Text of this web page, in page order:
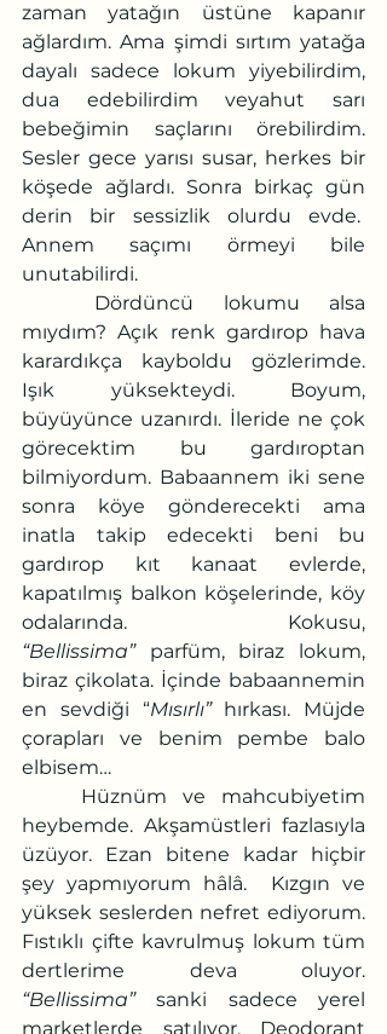
zaman yatağın üstüne kapanır
ağlardım. Ama şimdi sırtım yatağa
dayalı sadece lokum yiyebilirdim,
dua edebilirdim veyahut sarı
bebeğimin saçlarını örebilirdim.
Sesler gece yarısı susar, herkes bir
köşede ağlardı. Sonra birkaç gün
derin bir sessizlik olurdu evde.
Annem saçımı örmeyi bile
unutabilirdi.
mıydım? Açık renk gardırop hava
karardıkça kayboldu gözlerimde.
Işık yüksekteydi. Boyum,
büyüyünce uzanırdı. İleride ne çok
görecektim bu gardıroptan
bilmiyordum. Babaannem iki sene
sonra köye gönderecekti ama
inatla takip edecekti beni bu
gardırop kıt kanaat evlerde,
kapatılmış balkon köşelerinde, köy
“Bellissima” parfüm, biraz lokum,
biraz çikolata. İçinde babaannemin
en sevdiği “Mısırlı” hırkası. Müjde
çorapları ve benim pembe balo
elbisem…
heybemde. Akşamüstleri fazlasıyla
üzüyor. Ezan bitene kadar hiçbir
şey yapmıyorum hâlâ.  Kızgın ve
yüksek seslerden nefret ediyorum.
Fıstıklı çifte kavrulmuş lokum tüm
“Bellissima” sanki sadece yerel
marketlerde satılıyor. Deodorant